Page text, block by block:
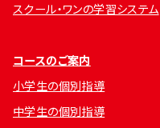
スクール・ワンの学習システム
コースのご案内
小学生の個別指導
中学生の個別指導